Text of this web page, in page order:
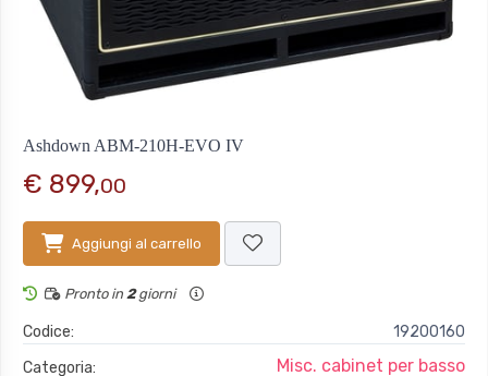
Ashdown ABM-210H-EVO IV
€ 899,00
Aggiungi al carrello
Pronto in 2giorni
Codice:
19200160
Categoria:
Misc. cabinet per basso